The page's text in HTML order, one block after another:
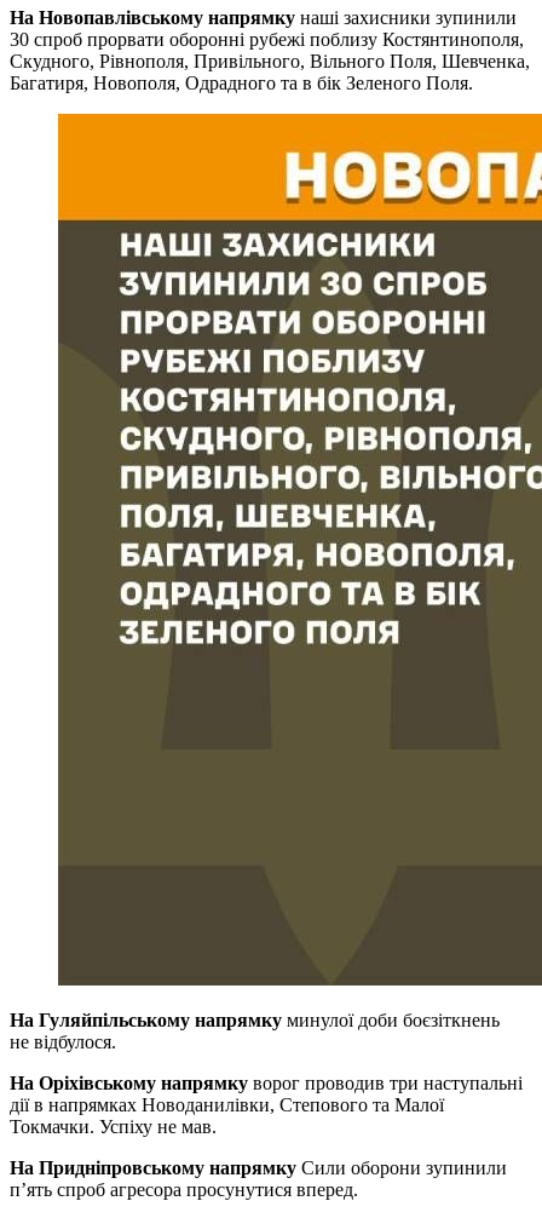
На Новопавлівському напрямку наші захисники зупинили
30 спроб прорвати оборонні рубежі поблизу Костянтинополя,
Скудного, Рівнополя, Привільного, Вільного Поля, Шевченка,
Багатиря, Новополя, Одрадного та в бік Зеленого Поля.
На Гуляйпільському напрямку минулої доби боєзіткнень
не відбулося.
На Оріхівському напрямку ворог проводив три наступальні
дії в напрямках Новоданилівки, Степового та Малої
Токмачки. Успіху не мав.
На Придніпровському напрямку Сили оборони зупинили
п’ять спроб агресора просунутися вперед.